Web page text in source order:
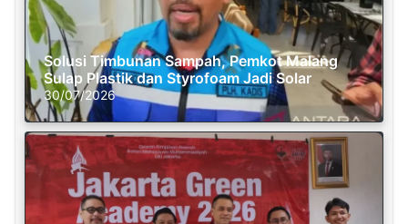
Solusi Timbunan Sampah, Pemkot Malang
Sulap Plastik dan Styrofoam Jadi Solar
30/07/2026